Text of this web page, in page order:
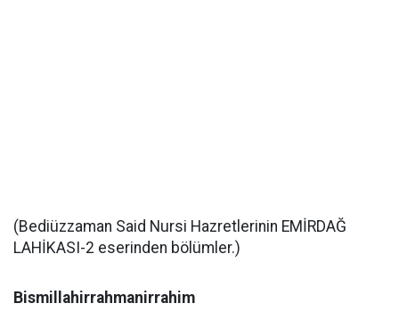
(Bediüzzaman Said Nursi Hazretlerinin EMİRDAĞ
LAHİKASI-2 eserinden bölümler.)
Bismillahirrahmanirrahim